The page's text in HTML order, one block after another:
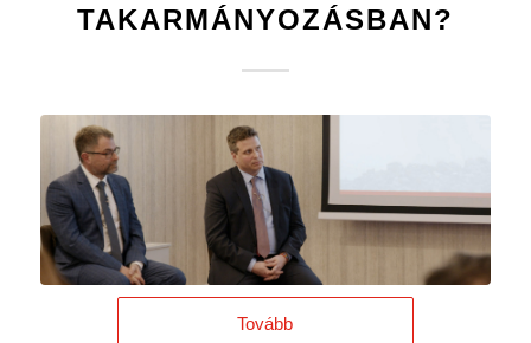
TAKARMÁNYOZÁSBAN?
Tovább